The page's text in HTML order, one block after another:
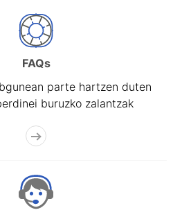
FAQs
parte hartzen duten
buruzko zalantzak